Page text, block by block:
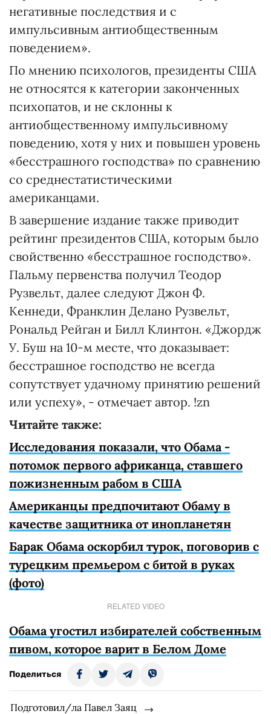
негативные последствия и с
импульсивным антиобщественным
поведением».
По мнению психологов, президенты США
не относятся к категории законченных
психопатов, и не склонны к
антиобщественному импульсивному
поведению, хотя у них и повышен уровень
«бесстрашного господства» по сравнению
со среднестатистическими
американцами.
В завершение издание также приводит
рейтинг президентов США, которым было
свойственно «бесстрашное господство».
Пальму первенства получил Теодор
Рузвельт, далее следуют Джон Ф.
Кеннеди, Франклин Делано Рузвельт,
Рональд Рейган и Билл Клинтон. «Джордж
У. Буш на 10-м месте, что доказывает:
бесстрашное господство не всегда
сопутствует удачному принятию решений
или успеху», - отмечает автор. !zn
Читайте также:
Исследования показали, что Обама -
потомок первого африканца, ставшего
пожизненным рабом в США
Американцы предпочитают Обаму в
качестве защитника от инопланетян
Барак Обама оскорбил турок, поговорив с
турецким премьером с битой в руках
(фото)
RELATED VIDEO
Обама угостил избирателей собственным
пивом, которое варит в Белом Доме
Поделиться
Подготовил/ла Павел Заяц